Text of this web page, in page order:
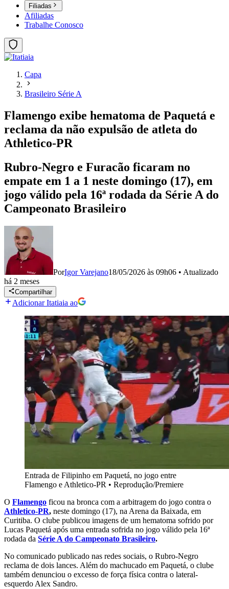
Filiadas
Afiliadas
Trabalhe Conosco
Capa
Brasileiro Série A
Flamengo exibe hematoma de Paquetá e
reclama da não expulsão de atleta do
Athletico-PR
Rubro-Negro e Furacão ficaram no
empate em 1 a 1 neste domingo (17), em
jogo válido pela 16ª rodada da Série A do
Campeonato Brasileiro
PorIgor Varejano18/05/2026 às 09h06 • Atualizado
há 2 meses
Compartilhar
Adicionar Itatiaia ao
Entrada de Filipinho em Paquetá, no jogo entre
Flamengo e Athletico-PR • Reprodução/Premiere
O Flamengo ficou na bronca com a arbitragem do jogo contra o
Athletico-PR, neste domingo (17), na Arena da Baixada, em
Curitiba. O clube publicou imagens de um hematoma sofrido por
Lucas Paquetá após uma entrada sofrida no jogo válido pela 16ª
rodada da Série A do Campeonato Brasileiro.
No comunicado publicado nas redes sociais, o Rubro-Negro
reclama de dois lances. Além do machucado em Paquetá, o clube
também denunciou o excesso de força física contra o lateral-
esquerdo Alex Sandro.